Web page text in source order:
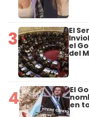
3 El
el
del
4 El
en